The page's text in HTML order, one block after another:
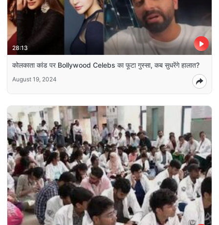
28:13
कोलकाता कांड पर Bollywood Celebs का फूटा गुस्सा, कब सुधरेंगे हालात?
August 19, 2024